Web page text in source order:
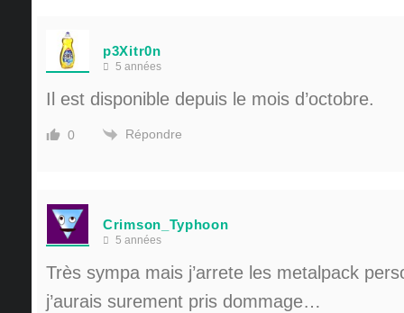
p3Xitr0n
5 années
Il est disponible depuis le mois d’octobre.
0 Répondre
Crimson_Typhoon
5 années
Très sympa mais j’arrete les metalpack
j’aurais surement pris dommage…